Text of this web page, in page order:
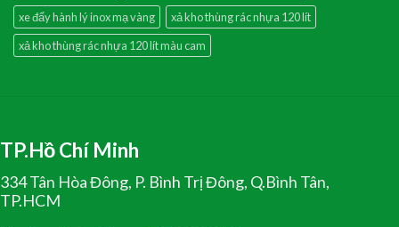
xe đẩy hành lý inox mạ vàng
xả kho thùng rác nhựa 120 lít
xả kho thùng rác nhựa 120 lít màu cam
TP.Hồ Chí Minh
334 Tân Hòa Đông, P. Bình Trị Đông, Q.Bình Tân,
TP.HCM